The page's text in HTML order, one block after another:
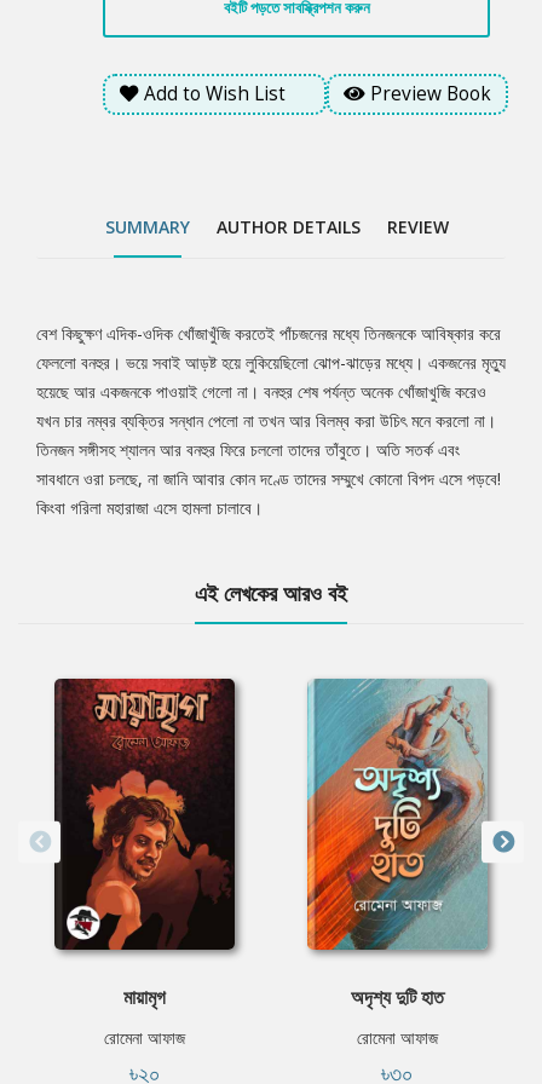
বইটি পড়তে সাবস্ক্রিপশন করুন
Add to Wish List Preview Book
SUMMARY AUTHOR DETAILS REVIEW
Tab
Article
বেশ কিছুক্ষণ এদিক-ওদিক খোঁজাখুঁজি করতেই পাঁচজনের মধ্যে তিনজনকে আবিষ্কার করে
ফেললো বনহুর। ভয়ে সবাই আড়ষ্ট হয়ে লুকিয়েছিলো ঝোপ-ঝাড়ের মধ্যে। একজনের মৃত্যু
হয়েছে আর একজনকে পাওয়াই গেলো না। বনহুর শেষ পর্যন্ত অনেক খোঁজাখুজি করেও
যখন চার নম্বর ব্যক্তির সন্ধান পেলো না তখন আর বিলম্ব করা উচিৎ মনে করলো না।
তিনজন সঙ্গীসহ শ্যালন আর বনহুর ফিরে চললো তাদের তাঁবুতে। অতি সতর্ক এবং
সাবধানে ওরা চলছে, না জানি আবার কোন দণ্ডে তাদের সম্মুখে কোনো বিপদ এসে পড়বে!
কিংবা গরিলা মহারাজা এসে হামলা চালাবে।
এই লেখকের আরও বই
মায়ামৃগ
রোমেনা আফাজ
৳২০
অদৃশ্য দুটি হাত
রোমেনা আফাজ
৳৩০